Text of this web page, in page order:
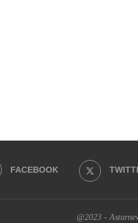
FACEBOOK
@2023 -